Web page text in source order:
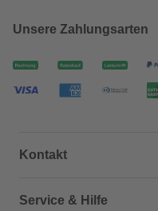
Unsere Zahlungsarten
Kontakt
Dein Kontakt zu uns
Service & Hilfe